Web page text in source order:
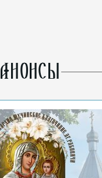
AНОНСЫ